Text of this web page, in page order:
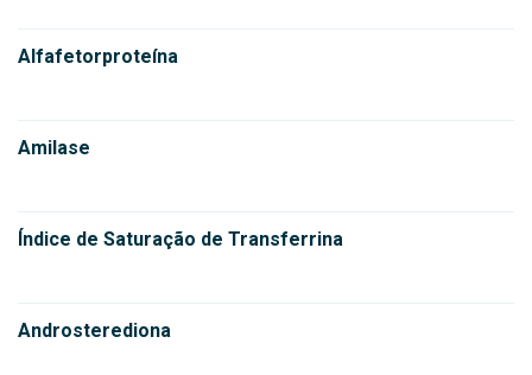
Alfafetorproteína
Amilase
Índice de Saturação de Transferrina
Androsterediona